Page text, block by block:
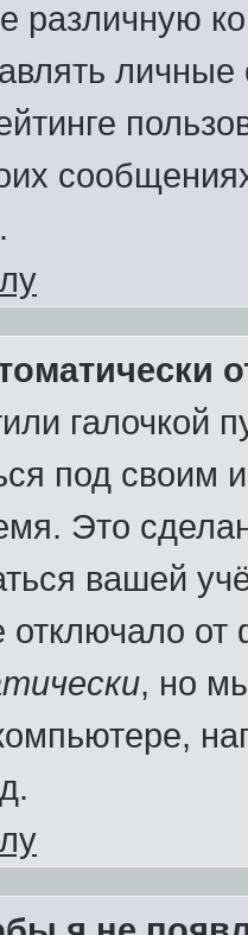
различную
галочкой
под своим
Это
вашей
отключало
, но